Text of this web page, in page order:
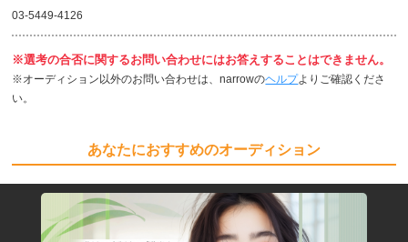
03-5449-4126
※選考の合否に関するお問い合わせにはお答えすることはできません。
※オーディション以外のお問い合わせは、narrowのヘルプよりご確認くださ
い。
あなたにおすすめのオーディション